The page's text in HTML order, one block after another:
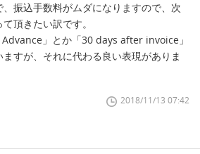
振込手数料がムダになりますので、次
頂きたい訳です。
」とか「30 days after invoice」
すが、それに代わる良い表現がありま
2018/11/13 07:42